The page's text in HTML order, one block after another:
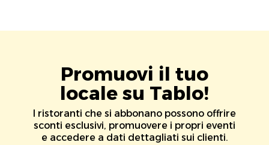
Promuovi il tuo
locale su Tablo!
I ristoranti che si abbonano possono offrire
sconti esclusivi, promuovere i propri eventi
e accedere a dati dettagliati sui clienti.